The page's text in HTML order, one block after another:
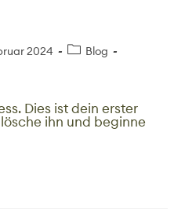
2024
Blog
Dies ist dein erster
ihn und beginne